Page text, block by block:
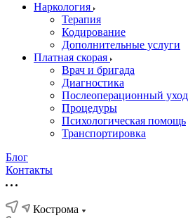
Наркология
Терапия
Кодирование
Дополнительные услуги
Платная скорая
Врач и бригада
Диагностика
Послеоперационный уход
Процедуры
Психологическая помощь
Транспортировка
Блог
Контакты
Кострома